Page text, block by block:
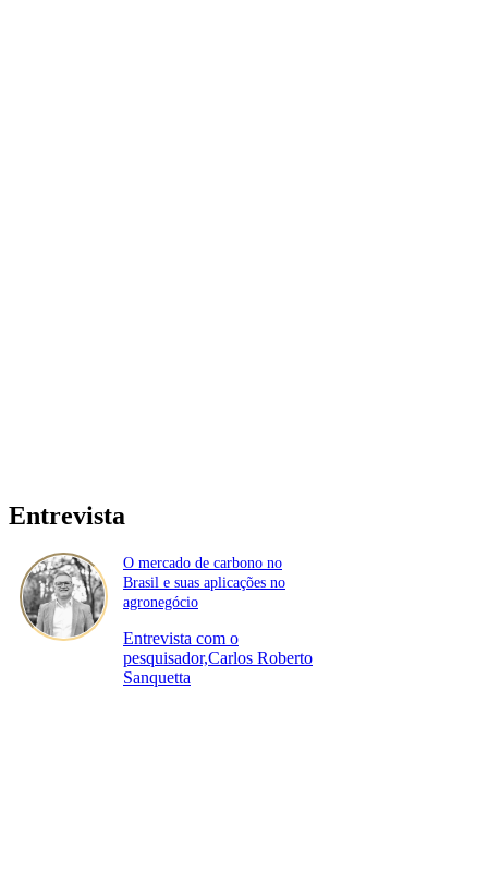
Entrevista
O mercado de carbono no
Brasil e suas aplicações no
agronegócio
Entrevista com o
pesquisador,Carlos Roberto
Sanquetta